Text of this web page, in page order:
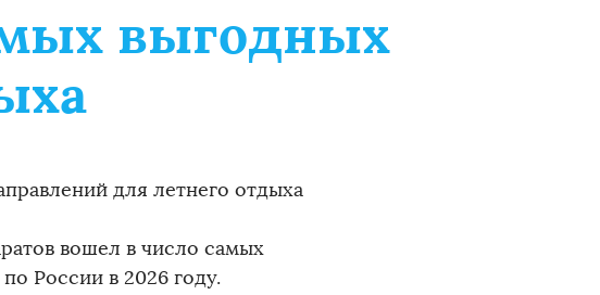
выгодных
для летнего отдыха
вошел в число самых
России в 2026 году.